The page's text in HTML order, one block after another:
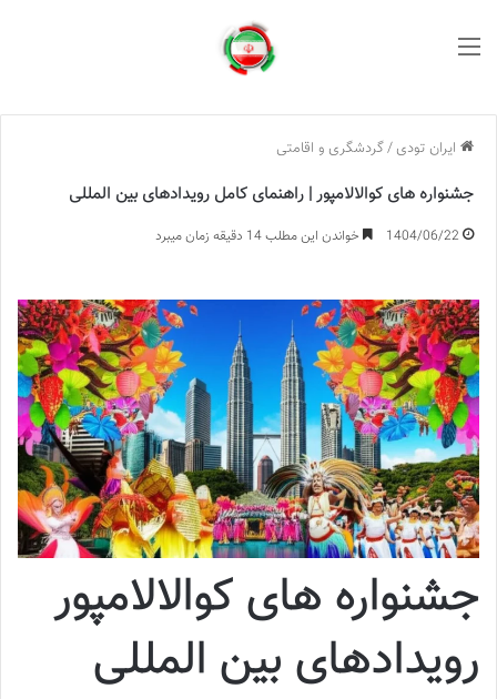
ایران تودی /گردشگری و اقامتی
جشنواره های کوالالامپور | راهنمای کامل رویدادهای بین المللی
1404/06/22 خواندن این مطلب 14 دقیقه زمان میبرد
جشنواره های کوالالامپور
رویدادهای بین المللی